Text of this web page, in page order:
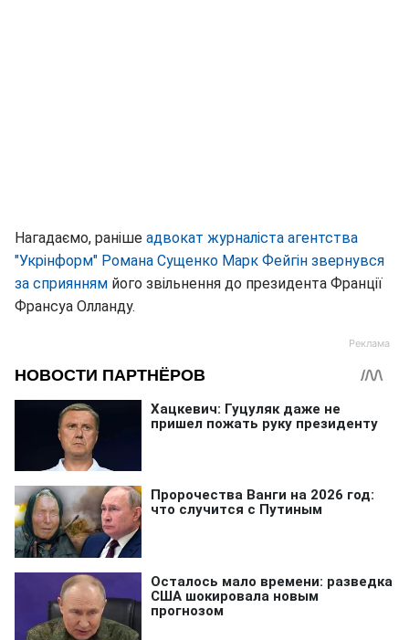
Нагадаємо, раніше адвокат журналіста агентства
"Укрінформ" Романа Сущенко Марк Фейгін звернувся
за сприянням його звільнення до президента Франції
Франсуа Олланду.